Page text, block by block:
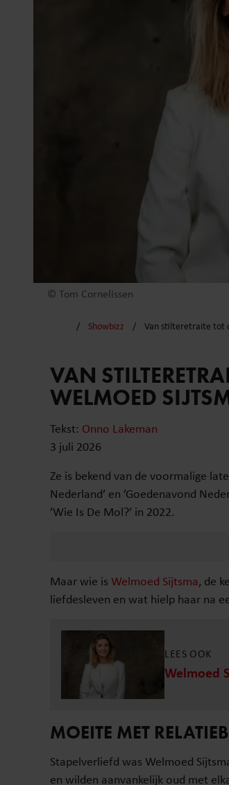
© Tom Cornelissen
Showbizz Van stilteretraite tot
VAN
WELMOED
Tekst: Onno Lakeman
3 juli 2026
Ze is bekend van de voormalige
Nederland’ en ’Goedenavond
’Wie Is De Mol?’ in 2022.
Maar wie is Welmoed Sijtsma, de
liefdesleven en wat hielp haar na
LEES OOK
Welmoed
MOEITE MET
Stapelverliefd was Welmoed
en wilden aanvankelijk oud met